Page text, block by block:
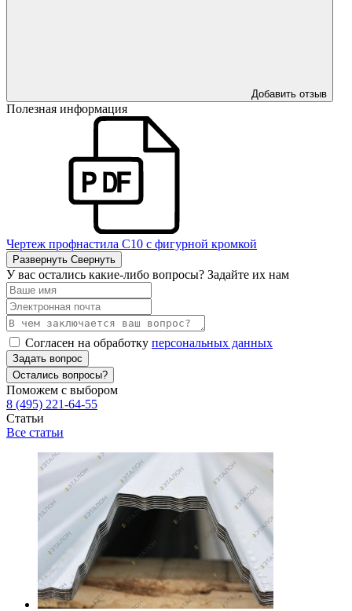
Добавить отзыв
Полезная информация
Чертеж профнастила С10 с фигурной кромкой
Развернуть Свернуть
У вас остались какие-либо вопросы? Задайте их нам
Согласен на обработку персональных данных
Задать вопрос
Остались вопросы?
Поможем с выбором
8 (495) 221-64-55
Статьи
Все статьи